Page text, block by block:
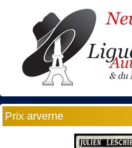
Prix arverne